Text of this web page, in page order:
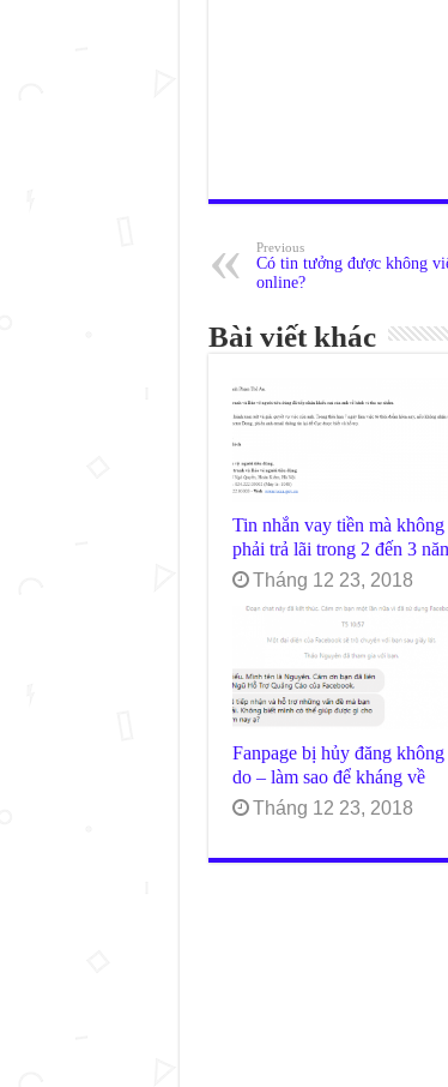
Previous
Có tin tưởng được không
online?
Bài viết khác
Tin nhắn vay tiền mà không
phải trả lãi trong 2 đến 3
Tháng 12 23, 2018
Fanpage bị hủy đăng
do – làm sao để kháng về
Tháng 12 23, 2018